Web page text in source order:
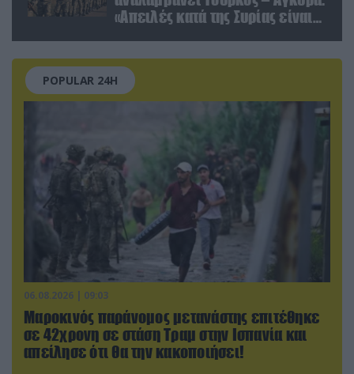
«Απειλές κατά της Συρίας είναι
POPULAR 24H
06.08.2026 | 09:03
Μαροκινός παράνομος μετανάστης επιτέθηκε
σε 42χρονη σε στάση Τραμ στην Ισπανία και
απείλησε ότι θα την κακοποιήσει!